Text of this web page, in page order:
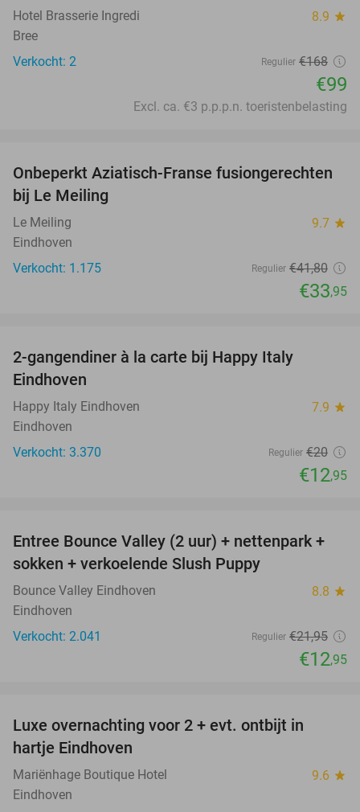
Hotel Brasserie Ingredi 8.9 star
Bree
Verkocht: 2
Regulier €168
€99
Excl. ca. €3 p.p.p.n. toeristenbelasting
19%
Onbeperkt Aziatisch-Franse fusiongerechten
bij Le Meiling
Le Meiling 9.7 star
Eindhoven
Verkocht: 1.175
Regulier €41,80
€33,95
2-gangendiner à la carte bij Happy Italy
Eindhoven
Happy Italy Eindhoven 7.9 star
Eindhoven
Verkocht: 3.370
Regulier €20
€12,95
41%
Entree Bounce Valley (2 uur) + nettenpark +
sokken + verkoelende Slush Puppy
Bounce Valley Eindhoven 8.8 star
Eindhoven
Verkocht: 2.041
Regulier €21,95
€12,95
Luxe overnachting voor 2 + evt. ontbijt in
hartje Eindhoven
Mariënhage Boutique Hotel 9.6 star
Eindhoven